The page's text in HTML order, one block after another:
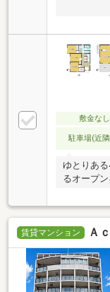
敷金なし
駐車場(近
ゆとりあ
るオープ
賃貸マンション Ａ